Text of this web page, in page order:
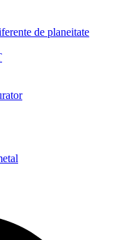
de planeitate